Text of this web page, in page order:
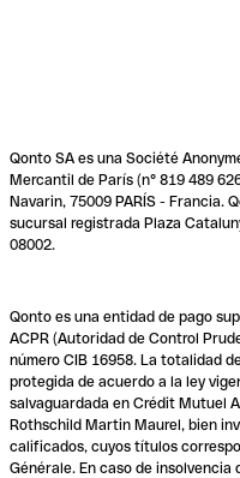
Qonto SA es una Société
Mercantil de París (n° 819 489
Navarin, 75009 PARÍS - Francia.
sucursal registrada Plaza
08002.
Qonto es una entidad de pago
ACPR (Autoridad de Control
número CIB 16958. La totalidad
protegida de acuerdo a la ley
salvaguardada en Crédit Mutuel
Rothschild Martin Maurel, bien
calificados, cuyos títulos
Générale. En caso de insolvencia